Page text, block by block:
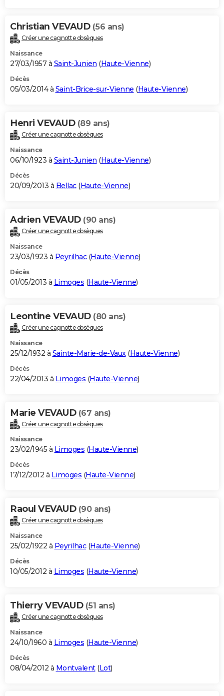
Christian VEVAUD (56 ans)
Créer une cagnotte obsèques
Naissance
27/03/1957 à Saint-Junien (Haute-Vienne)
Décès
05/03/2014 à Saint-Brice-sur-Vienne (Haute-Vienne)
Henri VEVAUD (89 ans)
Créer une cagnotte obsèques
Naissance
06/10/1923 à Saint-Junien (Haute-Vienne)
Décès
20/09/2013 à Bellac(Haute-Vienne)
Adrien VEVAUD (90 ans)
Créer une cagnotte obsèques
Naissance
23/03/1923 à Peyrilhac(Haute-Vienne)
Décès
01/05/2013 à Limoges (Haute-Vienne)
Leontine VEVAUD (80 ans)
Créer une cagnotte obsèques
Naissance
25/12/1932 à Sainte-Marie-de-Vaux (Haute-Vienne)
Décès
22/04/2013 à Limoges (Haute-Vienne)
Marie VEVAUD (67 ans)
Créer une cagnotte obsèques
Naissance
23/02/1945 à Limoges (Haute-Vienne)
Décès
17/12/2012 à Limoges (Haute-Vienne)
Raoul VEVAUD (90 ans)
Créer une cagnotte obsèques
Naissance
25/02/1922 à Peyrilhac(Haute-Vienne)
Décès
10/05/2012 à Limoges (Haute-Vienne)
Thierry VEVAUD (51 ans)
Créer une cagnotte obsèques
Naissance
24/10/1960 à Limoges (Haute-Vienne)
Décès
08/04/2012 à Montvalent(Lot)